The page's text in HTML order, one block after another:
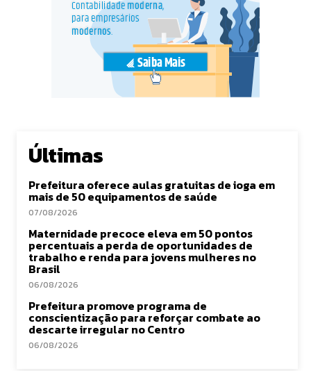
Últimas
Prefeitura oferece aulas gratuitas de ioga em
mais de 50 equipamentos de saúde
07/08/2026
Maternidade precoce eleva em 50 pontos
percentuais a perda de oportunidades de
trabalho e renda para jovens mulheres no
Brasil
06/08/2026
Prefeitura promove programa de
conscientização para reforçar combate ao
descarte irregular no Centro
06/08/2026